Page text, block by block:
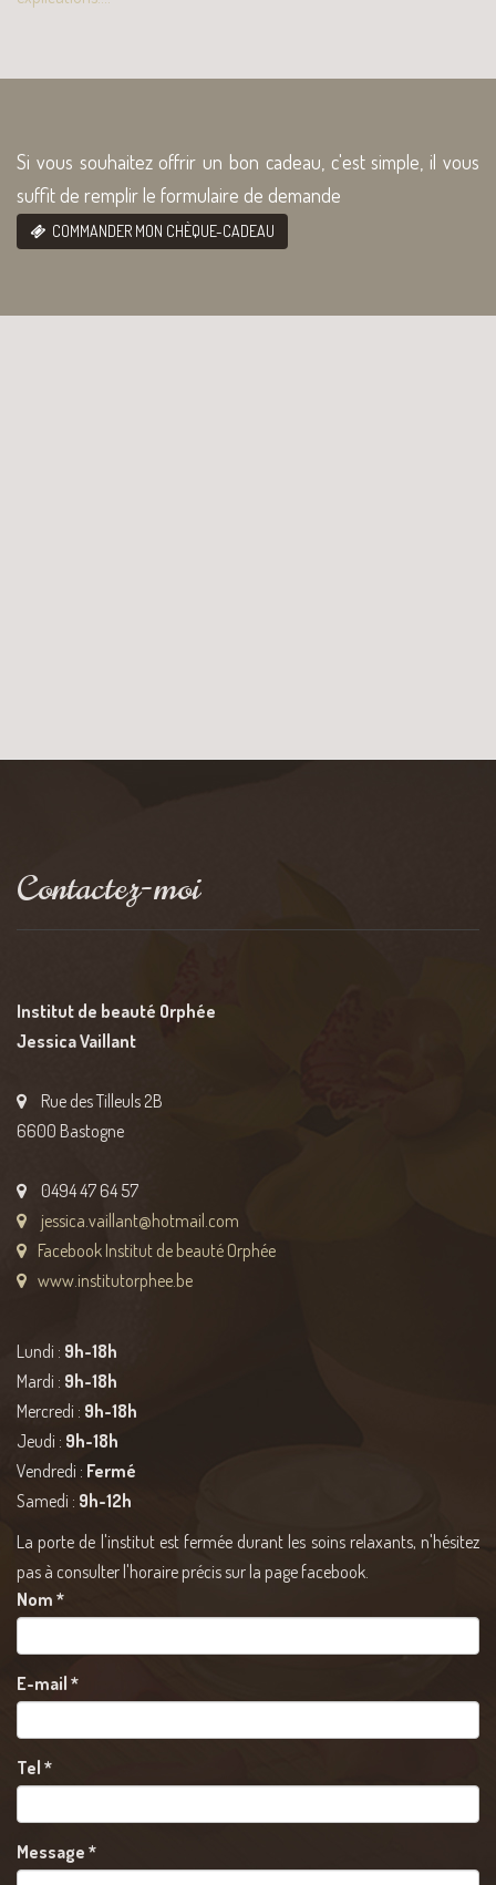
Si vous souhaitez offrir un bon cadeau, c'est simple, il vous
suffit de remplir le formulaire de demande
COMMANDER MON CHÈQUE-CADEAU
Contactez-moi
Institut de beauté Orphée
Jessica Vaillant
Rue des Tilleuls 2B
6600 Bastogne
0494 47 64 57
jessica.vaillant@hotmail.com
Facebook Institut de beauté Orphée
www.institutorphee.be
Lundi : 9h-18h
Mardi : 9h-18h
Mercredi : 9h-18h
Jeudi : 9h-18h
Vendredi : Fermé
Samedi : 9h-12h
La porte de l'institut est fermée durant les soins relaxants, n'hésitez
pas à consulter l'horaire précis sur la page facebook.
Nom *
E-mail *
Tel *
Message *